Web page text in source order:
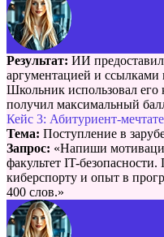
Результат: ИИ предоставил
аргументацией и ссылками
Школьник использовал его
получил максимальный
Кейс 3: Абитуриент-
Тема: Поступление в
Запрос: «Напиши
факультет IT-
киберспорту и опыт в
400 слов.»